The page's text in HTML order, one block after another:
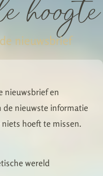
nieuwsbrief
nieuwsbrief en
de nieuwste informatie
hoeft te missen.
wereld